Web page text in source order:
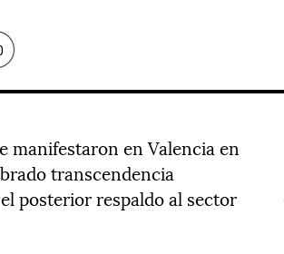
manifestaron en Valencia en
transcendencia
posterior respaldo al sector